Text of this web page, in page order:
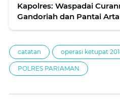
Kapolres: Waspadai
Gandoriah dan Pantai
catatan operasi ketupat
POLRES PARIAMAN